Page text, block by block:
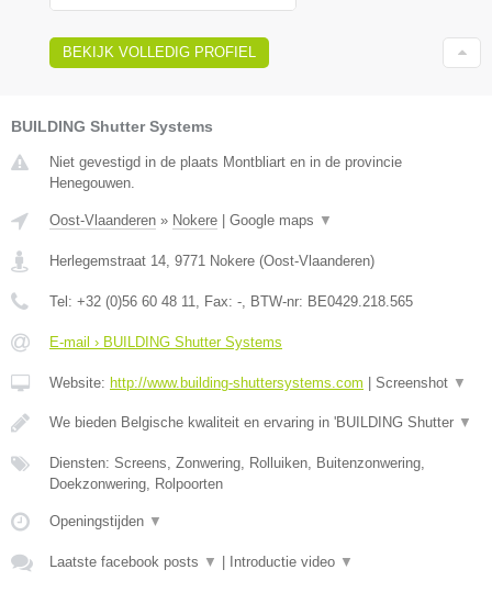
BEKIJK VOLLEDIG PROFIEL
BUILDING Shutter Systems
Niet gevestigd in de plaats Montbliart en in de provincie
Henegouwen.
Oost-Vlaanderen » Nokere Google maps ▼
Herlegemstraat 14 9771 Nokere (Oost-Vlaanderen)
Tel: +32 (0)56 60 48 11 , Fax: - , BTW-nr: BE0429.218.565
E-mail › BUILDING Shutter Systems
Website: http://www.building-shuttersystems.com Screenshot ▼
We bieden Belgische kwaliteit en ervaring in 'BUILDING Shutter ▼
Diensten: Screens, Zonwering, Rolluiken, Buitenzonwering,
Doekzonwering, Rolpoorten
Openingstijden ▼
Laatste facebook posts ▼ Introductie video ▼